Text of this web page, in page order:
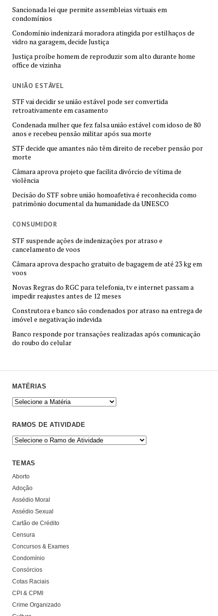
Sancionada lei que permite assembleias virtuais em
condomínios
Condomínio indenizará moradora atingida por estilhaços de
vidro na garagem, decide Justiça
Justiça proíbe homem de reproduzir som alto durante home
office de vizinha
UNIÃO ESTÁVEL
STF vai decidir se união estável pode ser convertida
retroativamente em casamento
Condenada mulher que fez falsa união estável com idoso de 80
anos e recebeu pensão militar após sua morte
STF decide que amantes não têm direito de receber pensão por
morte
Câmara aprova projeto que facilita divórcio de vítima de
violência
Decisão do STF sobre união homoafetiva é reconhecida como
patrimônio documental da humanidade da UNESCO
CONSUMIDOR
STF suspende ações de indenizações por atraso e
cancelamento de voos
Câmara aprova despacho gratuito de bagagem de até 23 kg em
voos
Novas Regras do RGC para telefonia, tv e internet passam a
impedir reajustes antes de 12 meses
Construtora e banco são condenados por atraso na entrega de
imóvel e negativação indevida
Banco responde por transações realizadas após comunicação
do roubo do celular
MATÉRIAS
RAMOS DE ATIVIDADE
TEMAS
Aborto
Adoção
Assédio Moral
Assédio Sexual
Cartão de Crédito
Censura
Concursos & Exames
Condomínio
Consórcios
Cotas Raciais
CPI & CPMI
Crime Organizado